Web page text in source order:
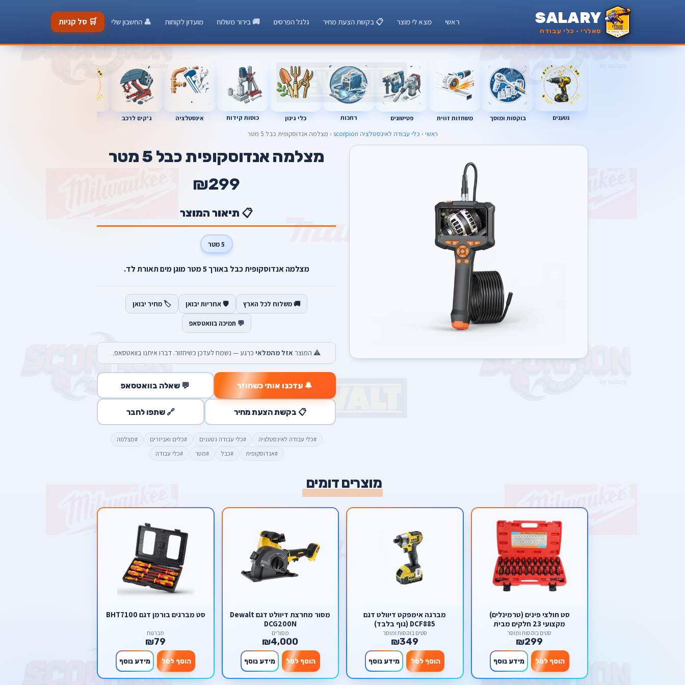
SALARY
סאלרי · כלי עבודה
ראשי מצא לי מוצר 📋 בקשת הצעת מחיר גלגל הפרסים 🚚 בירור משלוח מועדון לקוחות 👤 החשבון שלי 🛒 סל קניות
נטענים בוקסות ומוסך משחזות זווית פטישונים רתכות כלי גינון כוסות קידוח אינסטלציה ג'קים לרכב
ראשי › כלי עבודה לאינסטלציה scorpion › מצלמה אנדוסקופית כבל 5 מטר
מצלמה אנדוסקופית כבל 5 מטר
₪299
📋 תיאור המוצר
5 מטר
מצלמה אנדוסקופית כבל באורך 5 מטר מוגן מים תאורת לד.
🚚 משלוח לכל הארץ 🛡️ אחריות יבואן 🏷️ מחיר יבואן
💬 תמיכה בוואטסאפ
⚠️ המוצר אזל מהמלאי כרגע — נשמח לעדכן כשיחזור. דברו איתנו בוואטסאפ.
🔔 עדכנו אותי כשחוזר 💬 שאלה בוואטסאפ
📋 בקשת הצעת מחיר 🔗 שתפו לחבר
#כלי עבודה לאינסטלציה #כלי עבודה נטענים #כלים ואביזרים
#מצלמה
#אנדוסקופית
#כבל #מטר #כלי עבודה
מוצרים דומים
סט חולצי פינים (טרמינלים)
מקצועי 23 חלקים מבית
Scorpion – לשחרור קונקטורים
ללא נזק
סטים בוקסות ומוסך
₪299
הוסף לסל מידע נוסף
מברגה אימפקט דיוולט דגם
DCF885 (גוף בלבד)
סטים בוקסות ומוסך
₪349
הוסף לסל מידע נוסף
מסור ‏מחרצת דיוולט דגם Dewalt
DCG200N
מסורים
₪4,000
הוסף לסל מידע נוסף
סט מברגים בורמן דגם BHT7100
מברגות
₪79
הוסף לסל מידע נוסף